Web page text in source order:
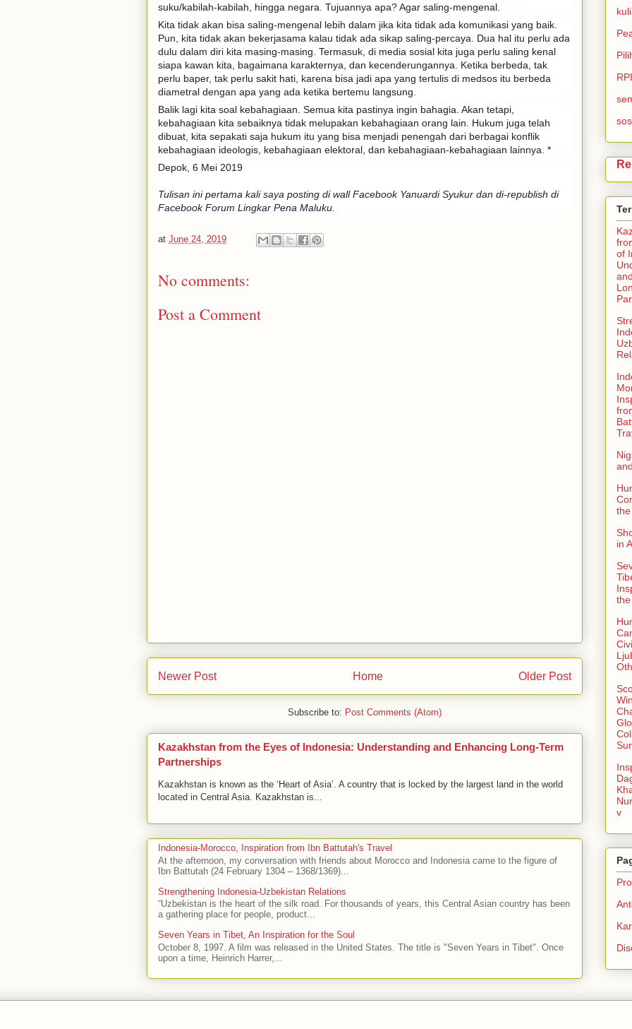
suku/kabilah-kabilah, hingga negara. Tujuannya apa? Agar saling-mengenal.
Kita tidak akan bisa saling-mengenal lebih dalam jika kita tidak ada komunikasi yang baik.
Pun, kita tidak akan bekerjasama kalau tidak ada sikap saling-percaya. Dua hal itu perlu ada
dulu dalam diri kita masing-masing. Termasuk, di media sosial kita juga perlu saling kenal
siapa kawan kita, bagaimana karakternya, dan kecenderungannya. Ketika berbeda, tak
perlu baper, tak perlu sakit hati, karena bisa jadi apa yang tertulis di medsos itu berbeda
diametral dengan apa yang ada ketika bertemu langsung.
Balik lagi kita soal kebahagiaan. Semua kita pastinya ingin bahagia. Akan tetapi,
kebahagiaan kita sebaiknya tidak melupakan kebahagiaan orang lain. Hukum juga telah
dibuat, kita sepakati saja hukum itu yang bisa menjadi penengah dari berbagai konflik
kebahagiaan ideologis, kebahagiaan elektoral, dan kebahagiaan-kebahagiaan lainnya. *
Depok, 6 Mei 2019
Tulisan ini pertama kali saya posting di wall Facebook Yanuardi Syukur dan di-republish di
Facebook Forum Lingkar Pena Maluku.
at June 24, 2019
No comments:
Post a Comment
Newer Post Older Post
Home
Subscribe to: Post Comments (Atom)
Kazakhstan from the Eyes of Indonesia: Understanding and Enhancing Long-Term
Partnerships
Kazakhstan is known as the ‘Heart of Asia’. A country that is locked by the largest land in the world
located in Central Asia. Kazakhstan is...
Indonesia-Morocco, Inspiration from Ibn Battutah's Travel
At the afternoon, my conversation with friends about Morocco and Indonesia came to the figure of
Ibn Battutah (24 February 1304 – 1368/1369)...
Strengthening Indonesia-Uzbekistan Relations
“Uzbekistan is the heart of the silk road. For thousands of years, this Central Asian country has been
a gathering place for people, product...
Seven Years in Tibet, An Inspiration for the Soul
October 8, 1997. A film was released in the United States. The title is "Seven Years in Tibet". Once
upon a time, Heinrich Harrer,...
RPI
of
in
v